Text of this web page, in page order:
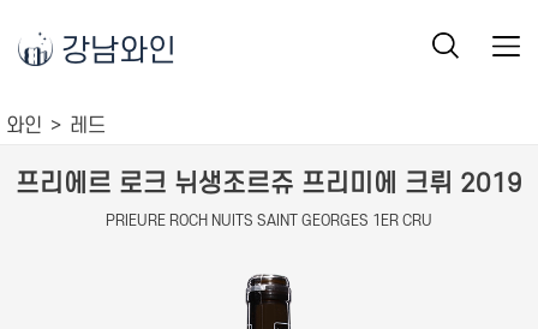
강남와인
와인 레드
프리에르 로크 뉘생조르쥬 프리미에 크뤼 2019
PRIEURE ROCH NUITS SAINT GEORGES 1ER CRU